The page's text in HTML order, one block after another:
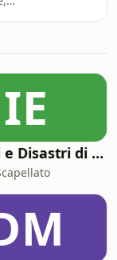
ascolti
a
pensi
ascolti
a
IE
Incastri e Disastri di Coppia